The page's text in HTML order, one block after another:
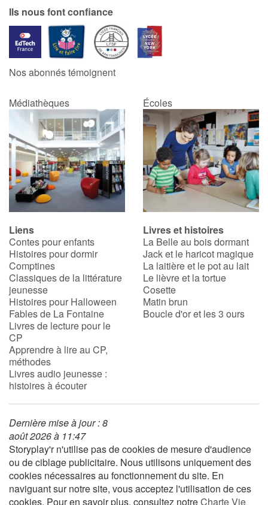
Contraste +
Aide
Accueil
Famille
Écoles
Médiathèques
Vidéos & Tutoriaux
Blog
Actualités
Par thématique
Rencontres et témoignages
Contes d'ici et d'ailleurs
Autour de la lecture
Apprendre à lire
Livre audio
Ils nous font confiance
Nos abonnés témoignent
Médiathèques Écoles
Liens
Contes pour enfants
Histoires pour dormir
Comptines
Classiques de la littérature
jeunesse
Histoires pour Halloween
Fables de La Fontaine
Livres de lecture pour le
CP
Apprendre à lire au CP,
méthodes
Livres audio jeunesse :
histoires à écouter
Livres et histoires
La Belle au bois dormant
Jack et le haricot magique
La laitière et le pot au lait
Le lièvre et la tortue
Cosette
Matin brun
Boucle d'or et les 3 ours
Dernière mise à jour : 8
août 2026 à 11:47
Storyplay'r n'utilise pas de cookies de mesure d'audience
ou de ciblage publicitaire. Nous utilisons uniquement des
cookies nécessaires au fonctionnement du site. En
naviguant sur notre site, vous acceptez l'utilisation de ces
cookies. Pour en savoir plus, consultez notreCharte Vie